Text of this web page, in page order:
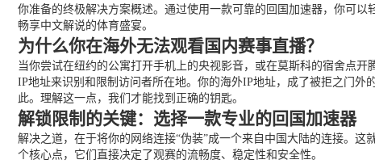
你准备的终极解决方案概述。通过使用一款可靠的回国加速器，你可
畅享中文解说的体育盛宴。
为什么你在海外无法观看国内赛事直播？
当你尝试在纽约的公寓打开手机上的央视影音，或在莫斯科的宿舍点
IP地址来识别和限制访问者所在地。你的海外IP地址，成了被拒之门外
此。理解这一点，我们才能找到正确的钥匙。
解锁限制的关键：选择一款专业的回国加速器
解决之道，在于将你的网络连接“伪装”成一个来自中国大陆的连接。
个核心点，它们直接决定了观赛的流畅度、稳定性和安全性。